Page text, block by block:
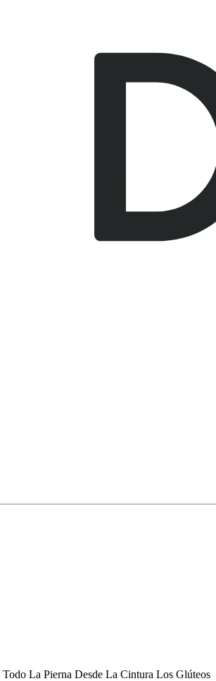
La Pierna Desde La Cintura Los Glúteos